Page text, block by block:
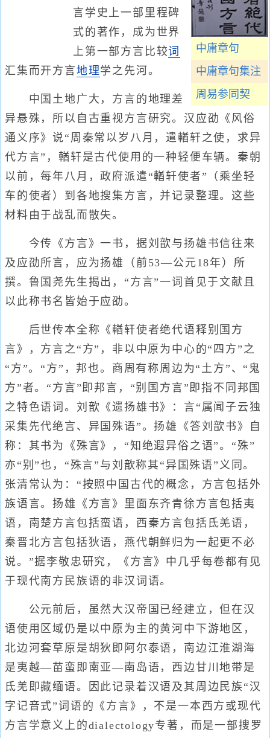
中庸章句
中庸章句集注
周易参同契
言学史上一部里程碑
式的著作，成为世界
上第一部方言比较词
汇集而开方言地理学之先河。
中国土地广大，方言的地理差
异悬殊，所以自古重视方言研究。汉应劭《风俗
通义序》说“周秦常以岁八月，遣輶轩之使，求异
代方言”，輶轩是古代使用的一种轻便车辆。秦朝
以前，每年八月，政府派遣“輶轩使者”（乘坐轻
车的使者）到各地搜集方言，并记录整理。这些
材料由于战乱而散失。
今传《方言》一书，据刘歆与扬雄书信往来
及应劭所言，应为扬雄（前53—公元18年）所
撰。鲁国尧先生揭出，“方言”一词首见于文献且
以此称书名皆始于应劭。
后世传本全称《輶轩使者绝代语释别国方
言》，方言之“方”，非以中原为中心的“四方”之
“方”。“方”，邦也。商周有称周边为“土方”、“鬼
方”者。“方言”即邦言，“别国方言”即指不同邦国
之特色语词。刘歆《遗扬雄书》：言“属闻子云独
采集先代绝言、异国殊语”。扬雄《答刘歆书》自
称：其书为《殊言》，“知绝遐异俗之语”。“殊”
亦“别”也，“殊言”与刘歆称其“异国殊语”义同。
张清常认为：“按照中国古代的概念，方言包括外
族语言。扬雄《方言》里面东齐青徐方言包括夷
语，南楚方言包括蛮语，西秦方言包括氐羌语，
秦晋北方言包括狄语，燕代朝鲜归为一起更不必
说。”据李敬忠研究，《方言》中几乎每卷都有见
于现代南方民族语的非汉词语。
公元前后，虽然大汉帝国已经建立，但在汉
语使用区域仍是以中原为主的黄河中下游地区，
北边河套草原是胡狄即阿尔泰语，南边江淮湖海
是夷越—苗蛮即南亚—南岛语，西边甘川地带是
氐羌即藏缅语。因此记录着汉语及其周边民族“汉
字记音式”词语的《方言》，不是一本西方或现代
方言学意义上的dialectology专著，而是一部搜罗